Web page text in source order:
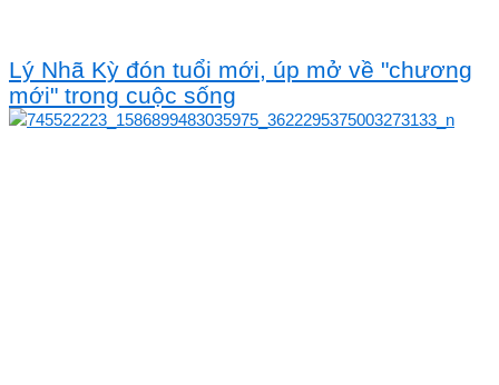
Lý Nhã Kỳ đón tuổi mới, úp mở về "chương
mới" trong cuộc sống